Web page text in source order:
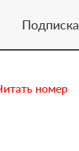
Подписка
номер